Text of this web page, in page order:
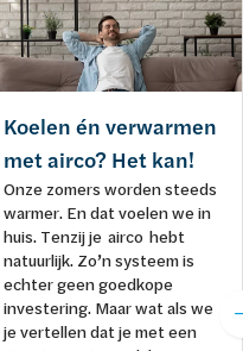
Koelen én verwarmen
met airco? Het kan!
Onze zomers worden steeds
warmer. En dat voelen we in
huis. Tenzij je airco hebt
natuurlijk. Zo’n systeem is
echter geen goedkope
investering. Maar wat als we
je vertellen dat je met een